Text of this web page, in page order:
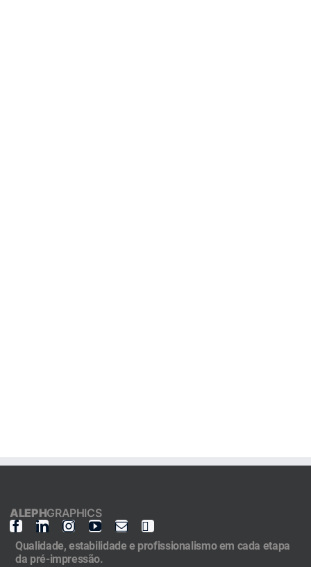
ALEPHGRAPHICS
Qualidade, estabilidade e profissionalismo em cada etapa
da pré-impressão.